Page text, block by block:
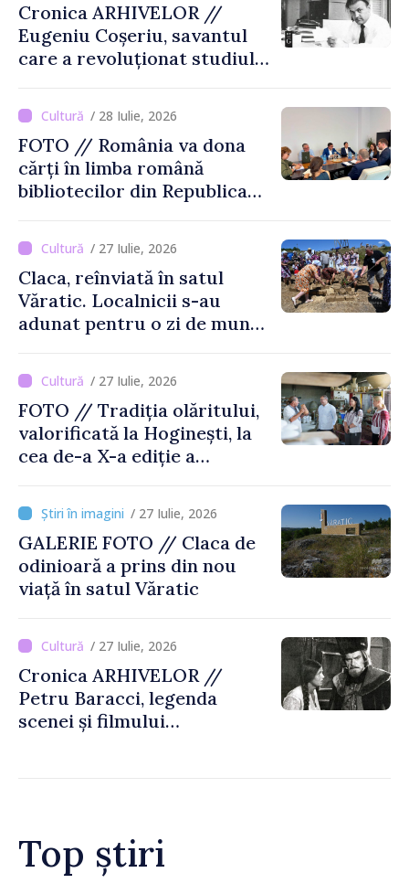
Cronica ARHIVELOR //
Eugeniu Coșeriu, savantul
care a revoluționat studiul
/ 28 Iulie, 2026
FOTO // România va dona
cărți în limba română
bibliotecilor din Republica
/ 27 Iulie, 2026
Claca, reînviată în satul
Văratic. Localnicii s-au
adunat pentru o zi de muncă
/ 27 Iulie, 2026
FOTO // Tradiția olăritului,
valorificată la Hoginești, la
cea de-a X-a ediție a
Vasile Gonciari”
/ 27 Iulie, 2026
GALERIE FOTO // Claca de
odinioară a prins din nou
viață în satul Văratic
/ 27 Iulie, 2026
Cronica ARHIVELOR //
Petru Baracci, legenda
scenei și filmului
Top știri